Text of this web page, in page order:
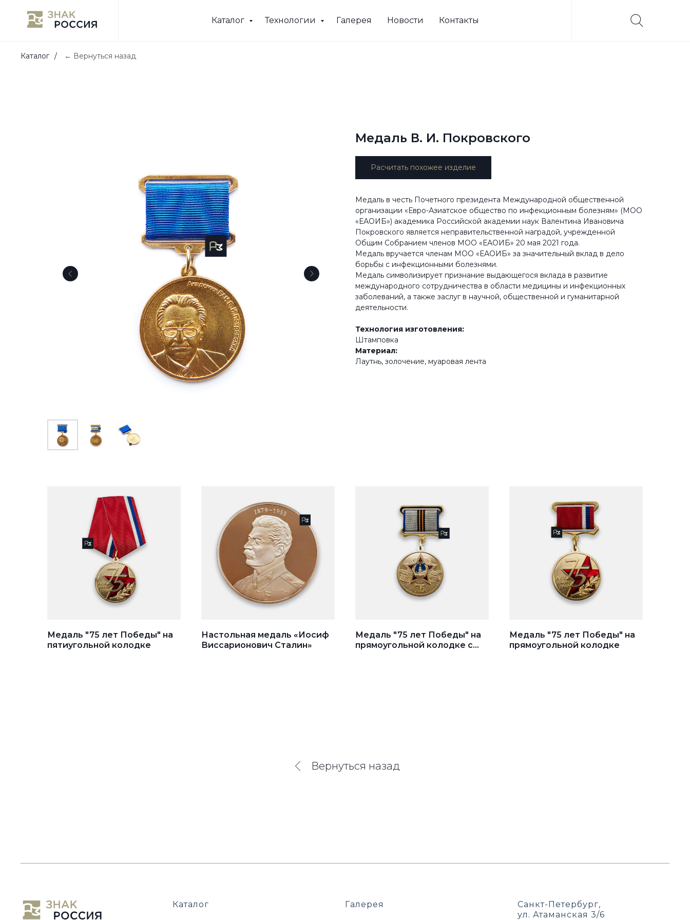
Каталог Технологии Галерея Новости Контакты
Каталог / ← Вернуться назад
Медаль В. И. Покровского
Расчитать похожее изделие
Медаль в честь Почетного президента Международной общественной
организации «Евро-Азиатское общество по инфекционным болезням» (МОО
«ЕАОИБ») академика Российской академии наук Валентина Ивановича
Покровского является неправительственной наградой, учрежденной
Общим Собранием членов МОО «ЕАОИБ» 20 мая 2021 года.
Медаль вручается членам МОО «ЕАОИБ» за значительный вклад в дело
борьбы с инфекционными болезнями.
Медаль символизирует признание выдающегося вклада в развитие
международного сотрудничества в области медицины и инфекционных
заболеваний, а также заслуг в научной, общественной и гуманитарной
деятельности.
Технология изготовления:
Штамповка
Материал:
Лаутнь, золочение, муаровая лента
Медаль "75 лет Победы" на
пятиугольной колодке
Настольная медаль «Иосиф
Виссарионович Сталин»
Медаль "75 лет Победы" на
прямоугольной колодке с
Медаль "75 лет Победы" на
прямоугольной колодке
Вернуться назад
Каталог Галерея
Санкт-Петербург,
ул. Атаманская 3/6